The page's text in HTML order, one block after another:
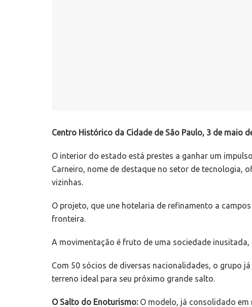
Centro Histórico da Cidade de São Paulo, 3 de maio
O interior do estado está prestes a ganhar um
Carneiro, nome de destaque no setor de tecnologia,
vizinhas.
O projeto, que une hotelaria de refinamento a
fronteira.
A movimentação é fruto de uma sociedade
Com 50 sócios de diversas nacionalidades, o grupo
terreno ideal para seu próximo grande salto.
O Salto do Enoturismo:O modelo, já consolidado em